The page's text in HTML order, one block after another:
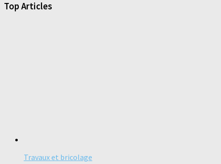
Top Articles
Travaux et bricolage